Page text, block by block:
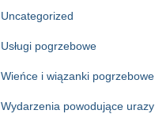
Uncategorized
Usługi pogrzebowe
Wieńce i wiązanki pogrzebowe
Wydarzenia powodujące urazy